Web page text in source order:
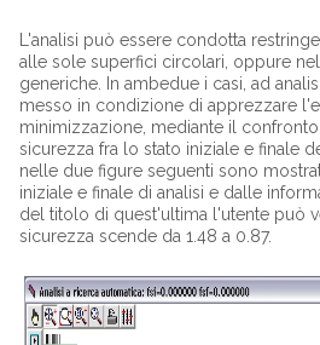
L'analisi può essere condotta
alle sole superfici circolari, oppure
generiche. In ambedue i casi, ad
messo in condizione di apprezzare
minimizzazione, mediante il
sicurezza fra lo stato iniziale e finale
nelle due figure seguenti sono
iniziale e finale di analisi e dalle
del titolo di quest'ultima l'utente può
sicurezza scende da 1.48 a 0.87.